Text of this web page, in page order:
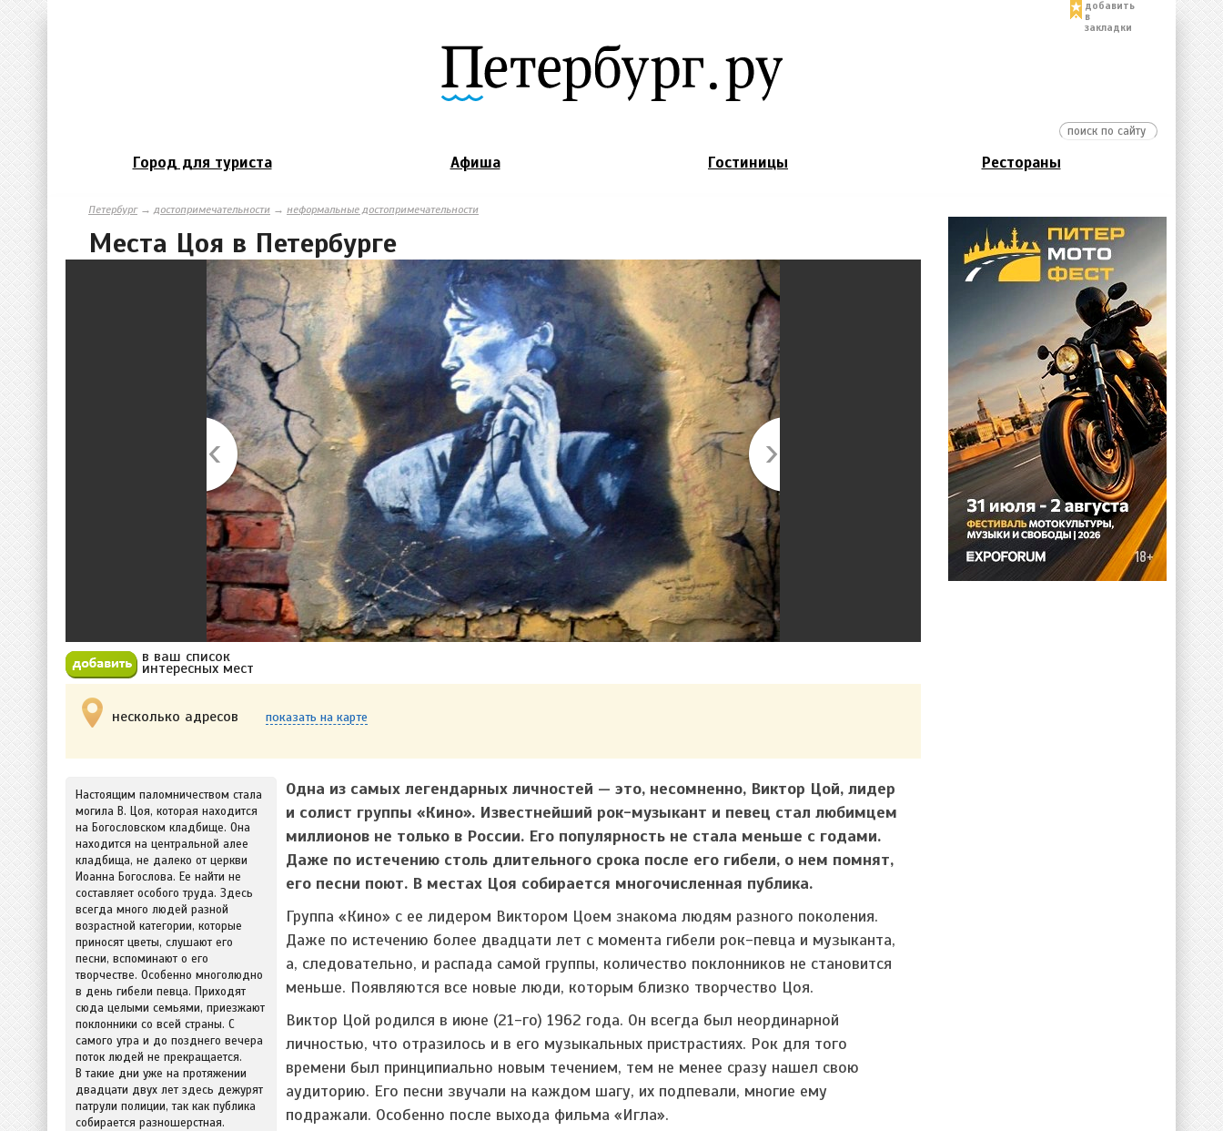
добавить
в
закладки
Город для туриста Афиша Гостиницы Рестораны
Петербург→ достопримечательности → неформальные достопримечательности
Места Цоя в Петербурге
Добавить в избранное
в ваш список
интересных мест
несколько адресов показать на карте
Настоящим паломничеством стала
могила В. Цоя, которая находится
на Богословском кладбище. Она
находится на центральной алее
кладбища, не далеко от церкви
Иоанна Богослова. Ее найти не
составляет особого труда. Здесь
всегда много людей разной
возрастной категории, которые
приносят цветы, слушают его
песни, вспоминают о его
творчестве. Особенно многолюдно
в день гибели певца. Приходят
сюда целыми семьями, приезжают
поклонники со всей страны. С
самого утра и до позднего вечера
поток людей не прекращается.
В такие дни уже на протяжении
двадцати двух лет здесь дежурят
патрули полиции, так как публика
собирается разношерстная.
Одна из самых легендарных личностей — это, несомненно, Виктор Цой, лидер
и солист группы «Кино». Известнейший рок-музыкант и певец стал любимцем
миллионов не только в России. Его популярность не стала меньше с годами.
Даже по истечению столь длительного срока после его гибели, о нем помнят,
его песни поют. В местах Цоя собирается многочисленная публика.
Группа «Кино» с ее лидером Виктором Цоем знакома людям разного поколения.
Даже по истечению более двадцати лет с момента гибели рок-певца и музыканта,
а, следовательно, и распада самой группы, количество поклонников не становится
меньше. Появляются все новые люди, которым близко творчество Цоя.
Виктор Цой родился в июне (21-го) 1962 года. Он всегда был неординарной
личностью, что отразилось и в его музыкальных пристрастиях. Рок для того
времени был принципиально новым течением, тем не менее сразу нашел свою
аудиторию. Его песни звучали на каждом шагу, их подпевали, многие ему
подражали. Особенно после выхода фильма «Игла».